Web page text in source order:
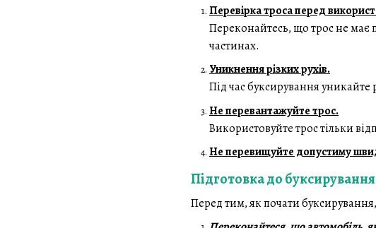
Перевірка троса перед
Переконайтесь, що трос не має
частинах.
Уникнення різких рухів.
Під час буксирування
Не перевантажуйте трос.
Використовуйте трос тільки
Не перевищуйте допустиму
Підготовка до
Перед тим, як почати